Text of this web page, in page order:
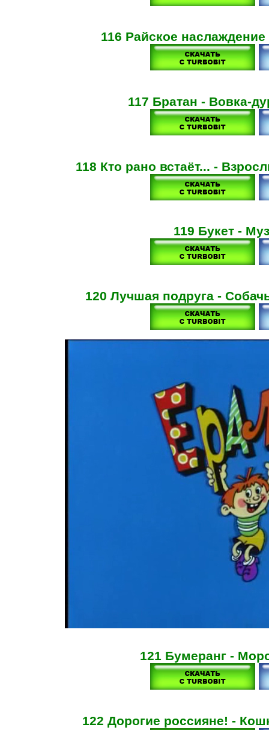
116 Райское
117 Братан - Вовка-
118 Кто рано встаёт... -
119 Букет -
120 Лучшая подруга -
121 Бумеранг -
122 Дорогие россияне! -